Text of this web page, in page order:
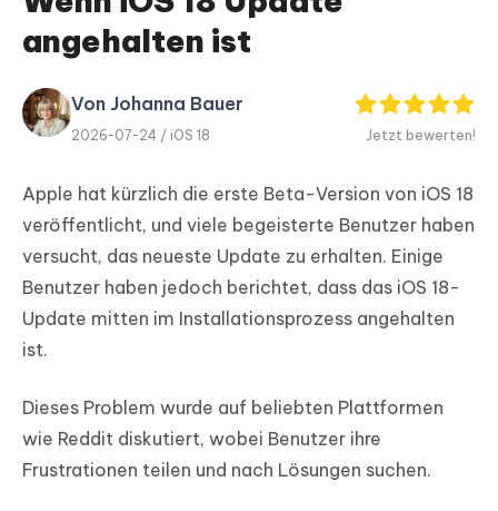
for iOS
PDNob
PDF
Editor
Neu
iAnyGo
angehalten ist
Von Johanna Bauer
2026-07-24 / iOS 18 Jetzt bewerten!
Apple hat kürzlich die erste Beta-Version von iOS 18
veröffentlicht, und viele begeisterte Benutzer haben
versucht, das neueste Update zu erhalten. Einige
Benutzer haben jedoch berichtet, dass das iOS 18-
Update mitten im Installationsprozess angehalten
ist.
Dieses Problem wurde auf beliebten Plattformen
wie Reddit diskutiert, wobei Benutzer ihre
Frustrationen teilen und nach Lösungen suchen.